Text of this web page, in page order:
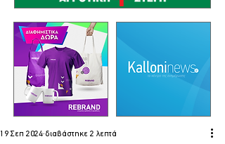
19 Σεπ 2024 διαβάστηκε 2 λεπτά